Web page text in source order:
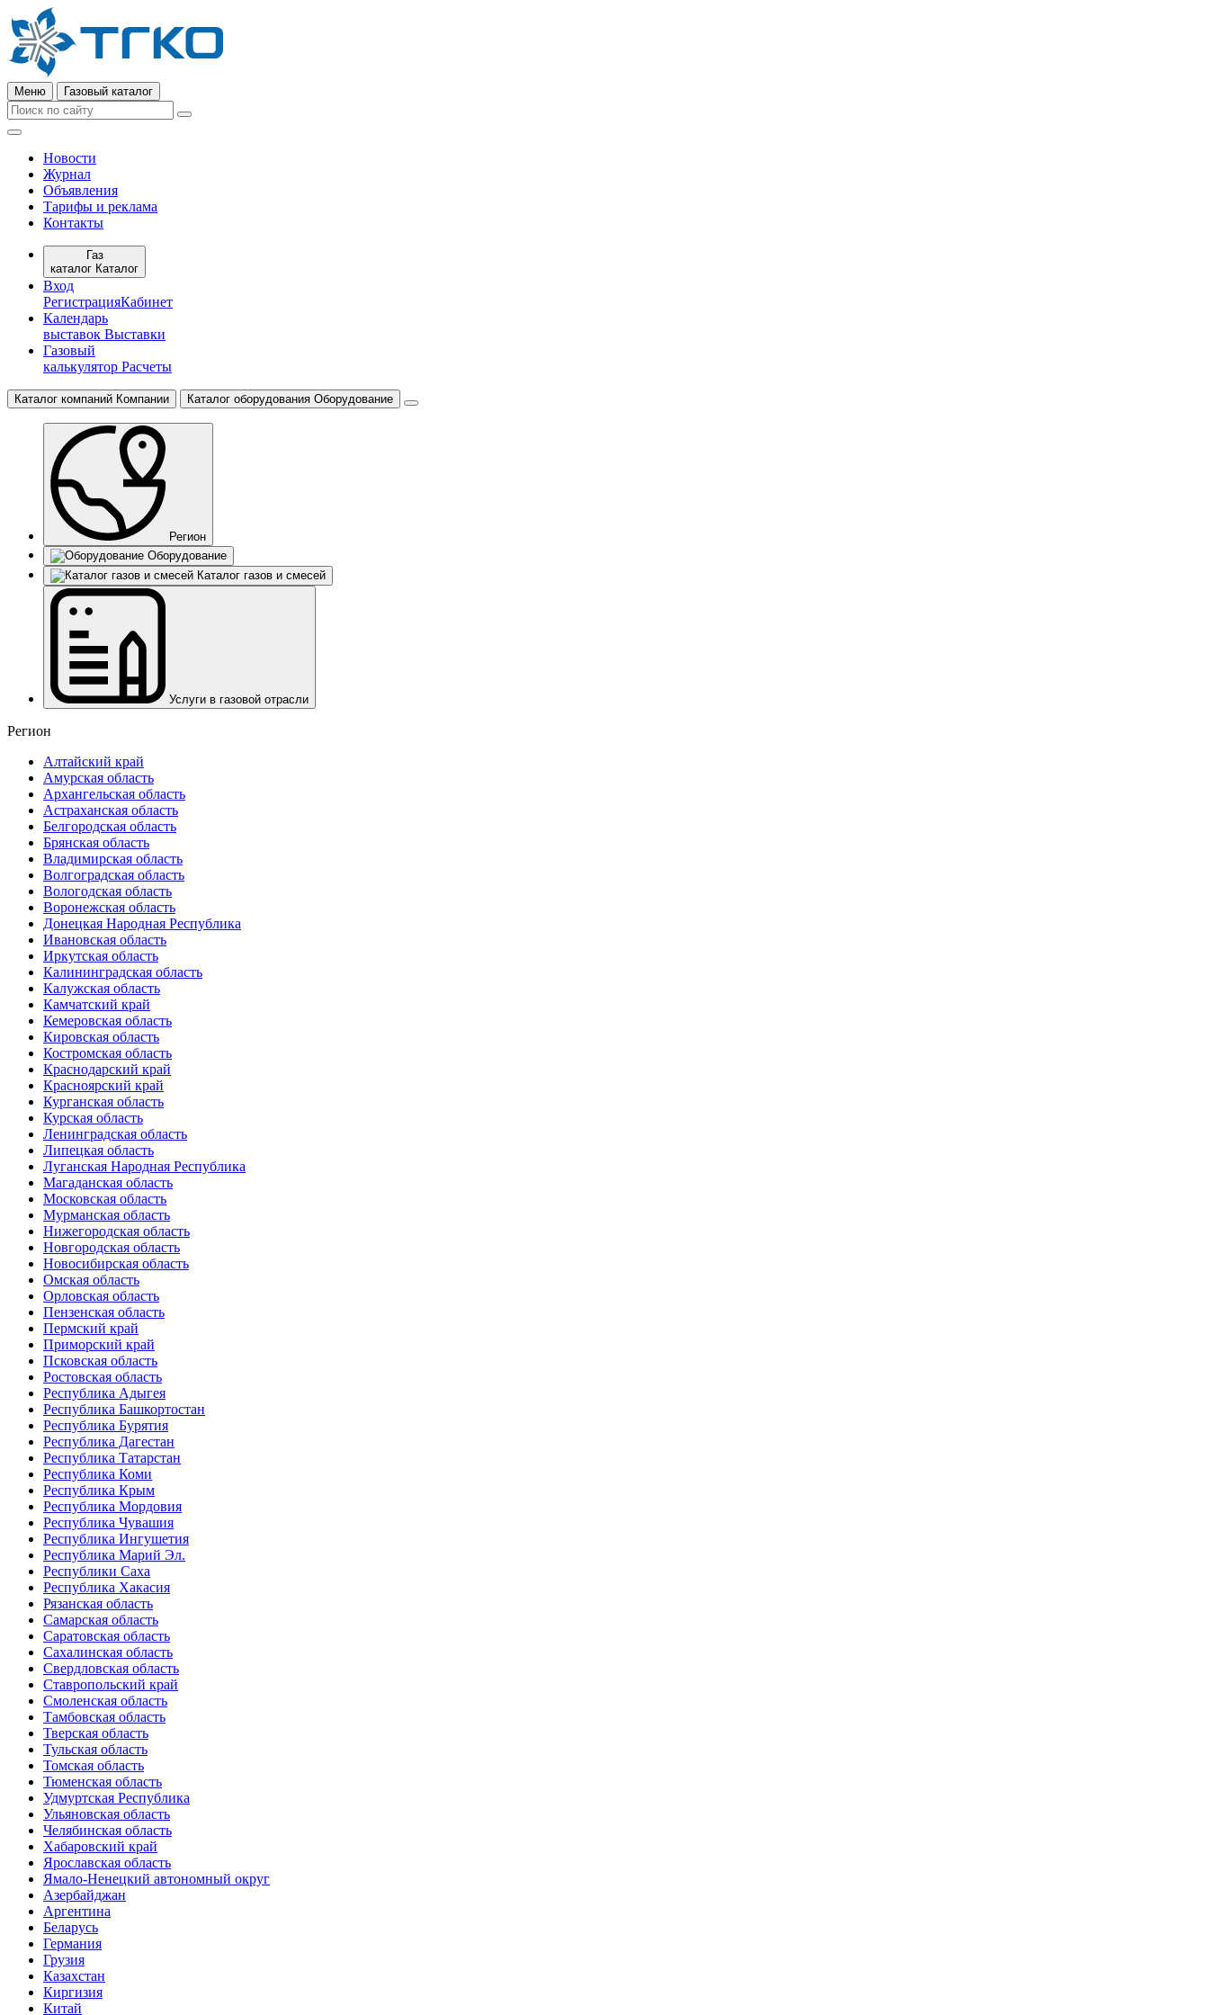
Меню Газовый каталог
Новости
Журнал
Объявления
Тарифы и реклама
Контакты
Газ
каталог Каталог
Вход
РегистрацияКабинет
Календарь
выставок Выставки
Газовый
калькулятор Расчеты
Каталог компаний Компании Каталог оборудования Оборудование
Регион
Оборудование
Каталог газов и смесей
Услуги в газовой отрасли
Регион
Алтайский край
Амурская область
Архангельская область
Астраханская область
Белгородская область
Брянская область
Владимирская область
Волгоградская область
Вологодская область
Воронежская область
Донецкая Народная Республика
Ивановская область
Иркутская область
Калининградская область
Калужская область
Камчатский край
Кемеровская область
Кировская область
Костромская область
Краснодарский край
Красноярский край
Курганская область
Курская область
Ленинградская область
Липецкая область
Луганская Народная Республика
Магаданская область
Московская область
Мурманская область
Нижегородская область
Новгородская область
Новосибирская область
Омская область
Орловская область
Пензенская область
Пермский край
Приморский край
Псковская область
Ростовская область
Республика Адыгея
Республика Башкортостан
Республика Бурятия
Республика Дагестан
Республика Татарстан
Республика Коми
Республика Крым
Республика Мордовия
Республика Чувашия
Республика Ингушетия
Республика Марий Эл.
Республики Саха
Республика Хакасия
Рязанская область
Самарская область
Саратовская область
Сахалинская область
Свердловская область
Ставропольский край
Смоленская область
Тамбовская область
Тверская область
Тульская область
Томская область
Тюменская область
Удмуртская Республика
Ульяновская область
Челябинская область
Хабаровский край
Ярославская область
Ямало-Ненецкий автономный округ
Азербайджан
Аргентина
Беларусь
Германия
Грузия
Казахстан
Киргизия
Китай